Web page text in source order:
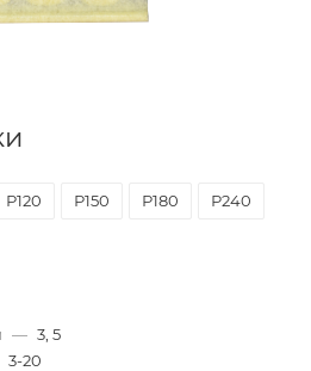
Р120 Р150 Р180 Р240
— 3, 5
3-20